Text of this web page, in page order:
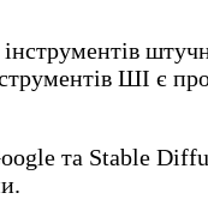
ШІ є
та Stable